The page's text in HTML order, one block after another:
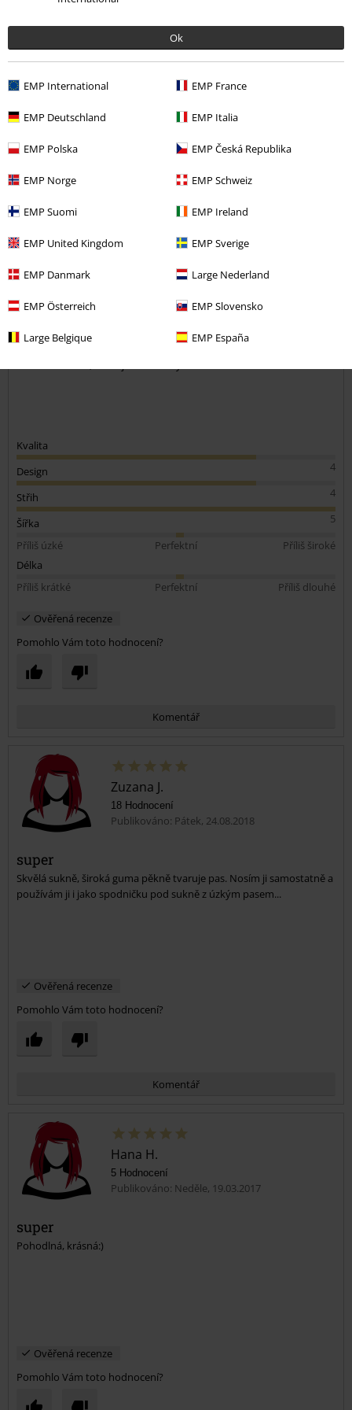
Ok
EMP International EMP France
EMP Deutschland EMP Italia
EMP Polska EMP Česká Republika
EMP Norge EMP Schweiz
EMP Suomi EMP Ireland
EMP United Kingdom EMP Sverige
EMP Danmark Large Nederland
EMP Österreich EMP Slovensko
Large Belgique EMP España
Příliš úzké
Délka
Příliš krátké
Perfektní Příliš dlouhé
Komentář
Odeslat komentář
Kateřina B.
Publikováno: Pondělí, 22.07.2019
Zakoupena velikost: S
Sukně
Kvalita
4
Design
4
Střih
5
Šířka
Příliš úzké
Perfektní
Příliš široké
Délka
Příliš krátké
Perfektní Příliš dlouhé
Ověřená recenze
Pomohlo Vám toto hodnocení?
Komentář
Odeslat komentář
Zuzana J.
18 Hodnocení
Publikováno: Pátek, 24.08.2018
super
Skvělá sukně, široká guma pěkně tvaruje pas. Nosím ji samostatně a
používám ji i jako spodničku pod sukně z úzkým pasem...
Ověřená recenze
Pomohlo Vám toto hodnocení?
Komentář
Odeslat komentář
Hana H.
5 Hodnocení
Publikováno: Neděle, 19.03.2017
super
Pohodlná, krásná:)
Ověřená recenze
Pomohlo Vám toto hodnocení?